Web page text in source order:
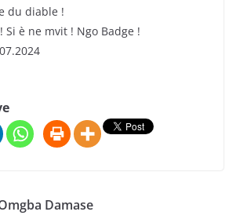
du diable !
Si è ne mvit ! Ngo Badge !
Damase